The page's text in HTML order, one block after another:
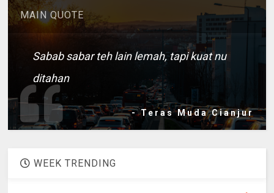
MAIN QUOTE
Sabab sabar teh lain lemah, tapi kuat nu
ditahan
- Teras Muda Cianjur
WEEK TRENDING